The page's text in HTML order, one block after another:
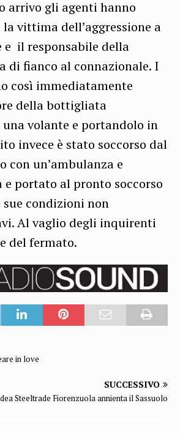
arrivo gli agenti hanno
vittima dell’aggressione a
il responsabile della
di fianco al connazionale. I
così immediatamente
della bottigliata
volante e portandolo in
invece è stato soccorso dal
con un’ambulanza e
e portato al pronto soccorso
sue condizioni non
Al vaglio degli inquirenti
del fermato.
in love
SUCCESSIVO
Steeltrade Fiorenzuola annienta il Sassuolo